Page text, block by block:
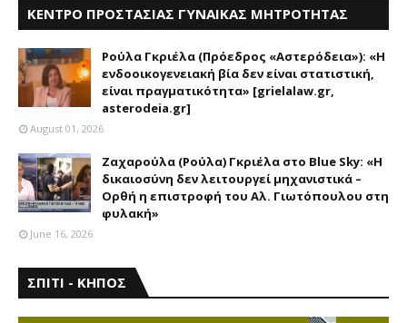
ΚΕΝΤΡΟ ΠΡΟΣΤΑΣΙΑΣ ΓΥΝΑΙΚΑΣ ΜΗΤΡΟΤΗΤΑΣ
Ρούλα Γκριέλα (Πρόεδρος «Αστερόδεια»): «Η
ενδοοικογενειακή βία δεν είναι στατιστική,
είναι πραγματικότητα» [grielalaw.gr,
asterodeia.gr]
August 01, 2026
Ζαχαρούλα (Ρούλα) Γκριέλα στο Blue Sky: «Η
δικαιοσύνη δεν λειτουργεί μηχανιστικά –
Ορθή η επιστροφή του Αλ. Γιωτόπουλου στη
φυλακή»
June 16, 2026
ΣΠΙΤΙ - ΚΗΠΟΣ